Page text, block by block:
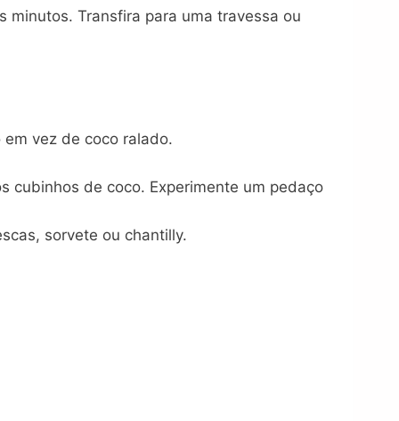
Transfira para uma travessa ou
vez de coco ralado.
cubinhos de coco. Experimente um pedaço
sorvete ou chantilly.